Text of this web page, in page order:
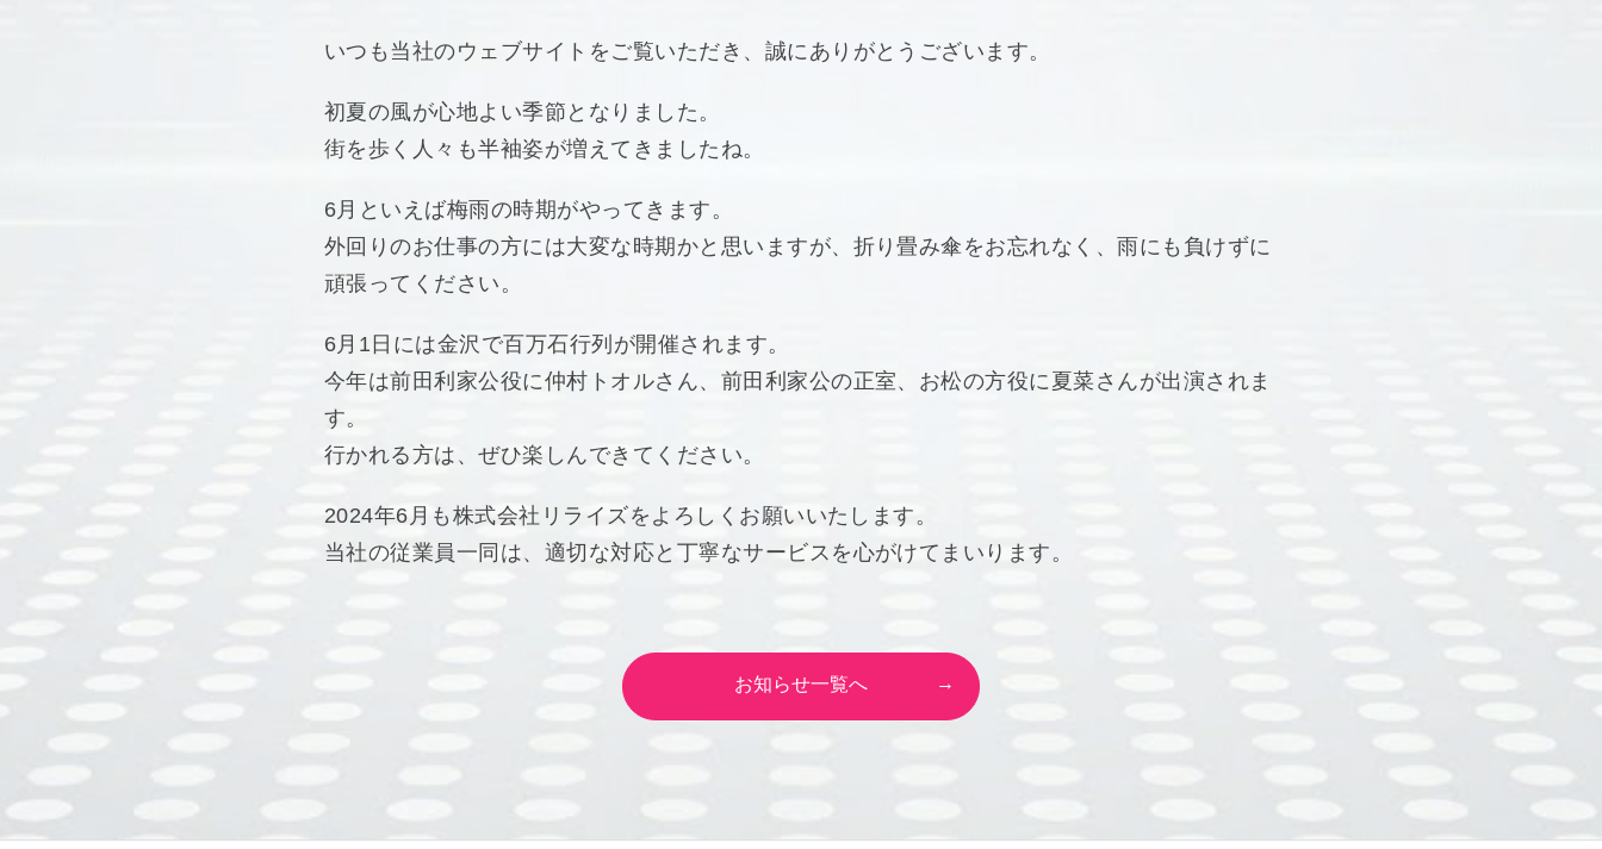
いつも当社のウェブサイトをご覧いただき、誠にありがとうございます。
初夏の風が心地よい季節となりました。
街を歩く人々も半袖姿が増えてきましたね。
6月といえば梅雨の時期がやってきます。
外回りのお仕事の方には大変な時期かと思いますが、折り畳み傘をお忘れなく、雨にも負けずに
頑張ってください。
6月1日には金沢で百万石行列が開催されます。
今年は前田利家公役に仲村トオルさん、前田利家公の正室、お松の方役に夏菜さんが出演されま
す。
行かれる方は、ぜひ楽しんできてください。
2024年6月も株式会社リライズをよろしくお願いいたします。
当社の従業員一同は、適切な対応と丁寧なサービスを心がけてまいります。
お知らせ一覧へ